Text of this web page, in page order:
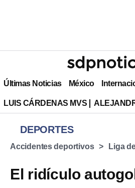
Últimas Noticias México
LUIS CÁRDENAS MVS
DEPORTES
Accidentes deportivos Liga
El ridículo